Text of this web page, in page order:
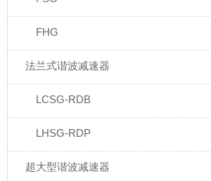
FHG
法兰式谐波减速器
LCSG-RDB
LHSG-RDP
超大型谐波减速器